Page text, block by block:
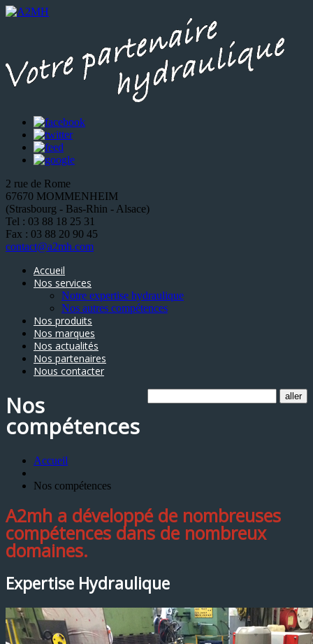
2 rue de Rome
67670 MOMMENHEIM
(Strasbourg - Bas-Rhin - Alsace)
Tel : 03 88 18 25 31
Fax : 03 88 20 90 45
contact@a2mh.com
Accueil
Nos services
Notre expertise hydraulique
Nos autres compétences
Nos produits
Nos marques
Nos actualités
Nos partenaires
Nous contacter
Nos
compétences
Accueil
Nos compétences
A2mh a développé de nombreuses
compétences dans de nombreux
domaines.
Expertise Hydraulique